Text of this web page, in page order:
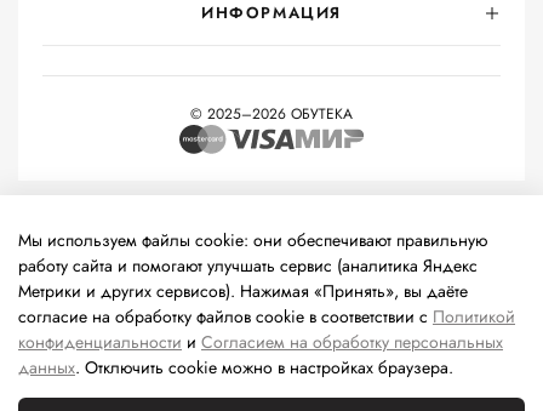
ИНФОРМАЦИЯ
© 2025–2026 ОБУТЕКА
технологии
(информационные технологии предоставления
информации на основе сбора, систематизации и анализа
сведений, относящихся к предпочтениям пользователей сети
«Интернет», находящихся на территории Российской
Федерации).
Мы используем файлы cookie: они обеспечивают правильную
работу сайта и помогают улучшать сервис (аналитика Яндекс
Метрики и других сервисов). Нажимая «Принять», вы даёте
согласие на обработку файлов cookie в соответствии с Политикой
конфиденциальности и Согласием на обработку персональных
данных. Отключить cookie можно в настройках браузера.